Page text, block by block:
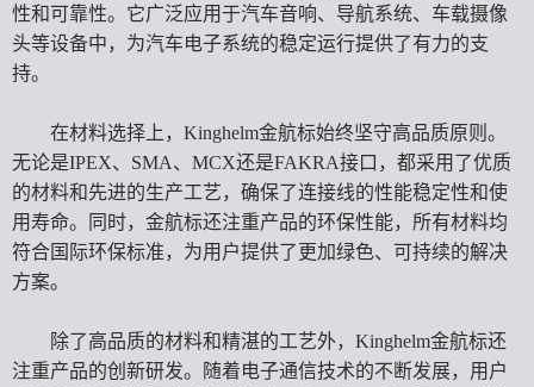
性和可靠性。它广泛应用于汽车音响、导航系统、车载摄像
头等设备中，为汽车电子系统的稳定运行提供了有力的支
持。
在材料选择上，Kinghelm金航标始终坚守高品质原则。
无论是IPEX、SMA、MCX还是FAKRA接口，都采用了优质
的材料和先进的生产工艺，确保了连接线的性能稳定性和使
用寿命。同时，金航标还注重产品的环保性能，所有材料均
符合国际环保标准，为用户提供了更加绿色、可持续的解决
方案。
除了高品质的材料和精湛的工艺外，Kinghelm金航标还
注重产品的创新研发。随着电子通信技术的不断发展，用户